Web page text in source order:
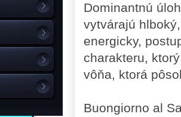
Dominantnú
vytvárajú
energicky,
charakteru,
vôňa, ktorá
Buongiorno al